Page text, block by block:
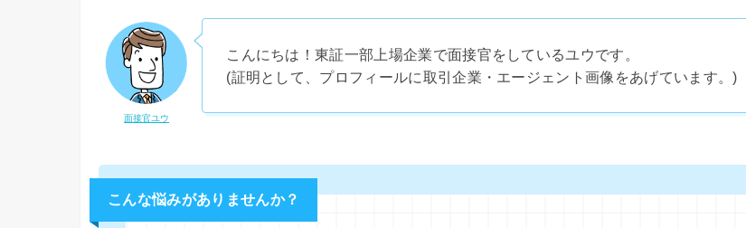
面接官ユウ
こんにちは！東証一部上場企業で面接官をしているユウです。
(証明として、プロフィールに取引企業・エージェント画像をあげています。)
こんな悩みがありませんか？